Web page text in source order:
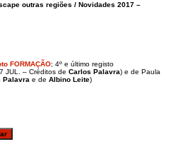
outras regiões / Novidades 2017 –
FORMAÇÃO; 4º e último registo
JUL. – Créditos de Carlos Palavra) e de Paula
Palavra e de Albino Leite)